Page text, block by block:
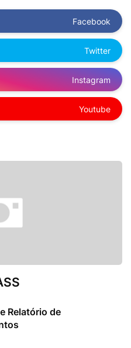
Facebook
Twitter
Instagram
Youtube
Relatório de